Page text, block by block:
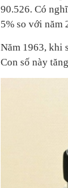
90.526. Có
5% so với năm
Năm 1963, khi
Con số này